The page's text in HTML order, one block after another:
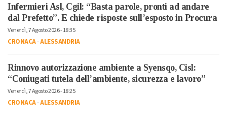
Infermieri Asl, Cgil: “Basta parole, pronti ad andare
dal Prefetto”. E chiede risposte sull’esposto in Procura
Venerdì, 7 Agosto 2026 - 18:35
CRONACA-ALESSANDRIA
Rinnovo autorizzazione ambiente a Syensqo, Cisl:
“Coniugati tutela dell’ambiente, sicurezza e lavoro”
Venerdì, 7 Agosto 2026 - 18:25
CRONACA-ALESSANDRIA